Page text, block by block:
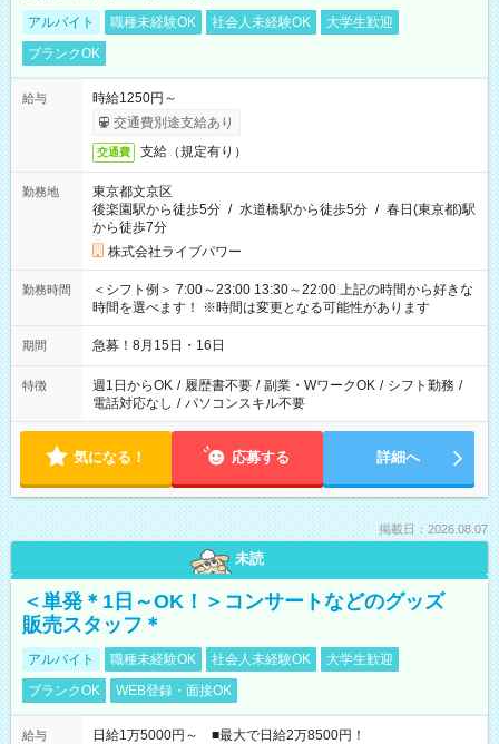
アルバイト 職種未経験OK 社会人未経験OK
大学生歓迎
ブランクOK
給与
時給1250円～
交通費別途支給あり
交通費 支給（規定有り）
勤務地
東京都文京区
後楽園駅から徒歩5分 / 水道橋駅から徒歩5分 / 春日(東京都)駅
から徒歩7分
株式会社ライブパワー
勤務時間
＜シフト例＞ 7:00～23:00 13:30～22:00 上記の時間から好きな
時間を選べます！ ※時間は変更となる可能性があります
期間 急募！8月15日・16日
特徴 週1日からOK / 履歴書不要 / 副業・WワークOK / シフト勤務 /
電話対応なし / パソコンスキル不要
気になる！ 応募する 詳細へ
掲載日：2026.08.07
未読
＜単発＊1日～OK！＞コンサートなどのグッズ
販売スタッフ＊
アルバイト 職種未経験OK 社会人未経験OK
大学生歓迎
ブランクOK
WEB登録・面接OK
給与 日給1万5000円～ ■最大で日給2万8500円！